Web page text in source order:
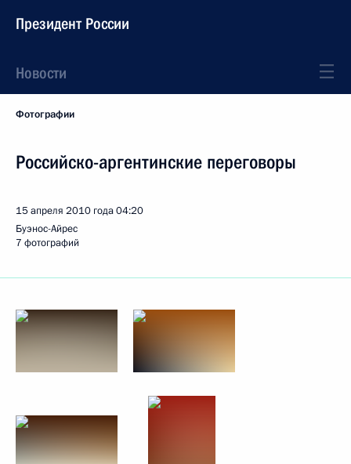
Президент России
Новости
Фотографии
Российско-аргентинские переговоры
15 апреля 2010 года04:20
Буэнос-Айрес
7 фотографий